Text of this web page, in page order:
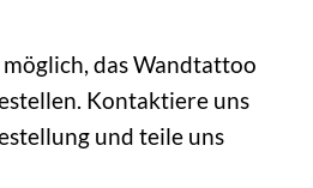
möglich, das Wandtattoo
Kontaktiere uns
und teile uns